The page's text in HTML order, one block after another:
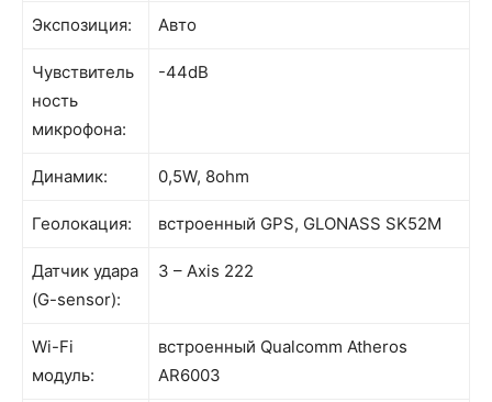
Экспозиция: Авто
Чувствитель
ность
микрофона:
-44dB
Динамик: 0,5W, 8ohm
Геолокация: встроенный GPS, GLONASS SK52M
Датчик удара
(G-sensor):
3 – Axis 222
Wi-Fi
модуль:
встроенный Qualcomm Atheros
AR6003